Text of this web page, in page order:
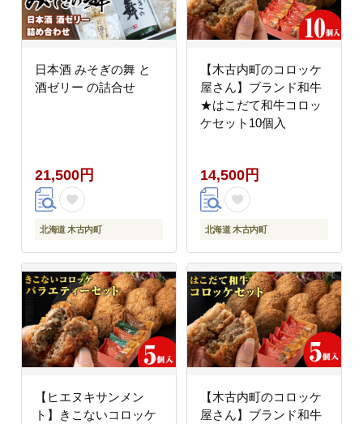
日本酒 みそぎの舞 と
酒ゼリー の詰合せ
21,500円
北海道 木古内町
【木古内町のコロッケ
屋さん】ブランド和牛
★はこだて和牛コロッ
ケセット10個入
14,500円
北海道 木古内町
【ヒエヌキサンメン
ト】きこないコロッケ
【木古内町のコロッケ
屋さん】ブランド和牛